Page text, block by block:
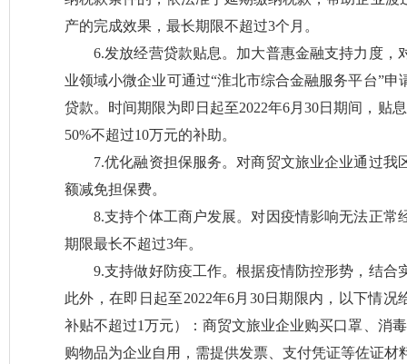
产的完成效果，最长期限不超过3个月。
6.发放经营贷款贴息。加大普惠金融支持力度，
业领域小微企业可通过“淮北市综合金融服务平台”
贷款。时间期限为即日起至2022年6月30日期间，贴
50%不超过10万元的补助。
7.优化融资担保服务。对商贸文旅业企业通过
额减免担保费。
8.支持个体工商户发展。对因疫情影响无法正常
期限最长不超过3年。
9.支持做好防疫工作。根据疫情防控形势，结合
此外，在即日起至2022年6月30日期限内，以下情
补贴不超过1万元）：商贸文旅业企业购买口罩、消
购物品为企业自用，需提供发票、支付凭证等佐证材